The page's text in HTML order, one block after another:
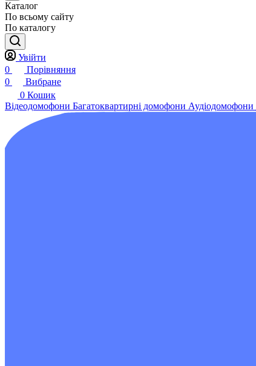
Каталог
По всьому сайту
По каталогу
Увійти
0
Порівняння
0
Вибране
0 Кошик
Відеодомофони Багатоквартирні домофони Аудіодомофони